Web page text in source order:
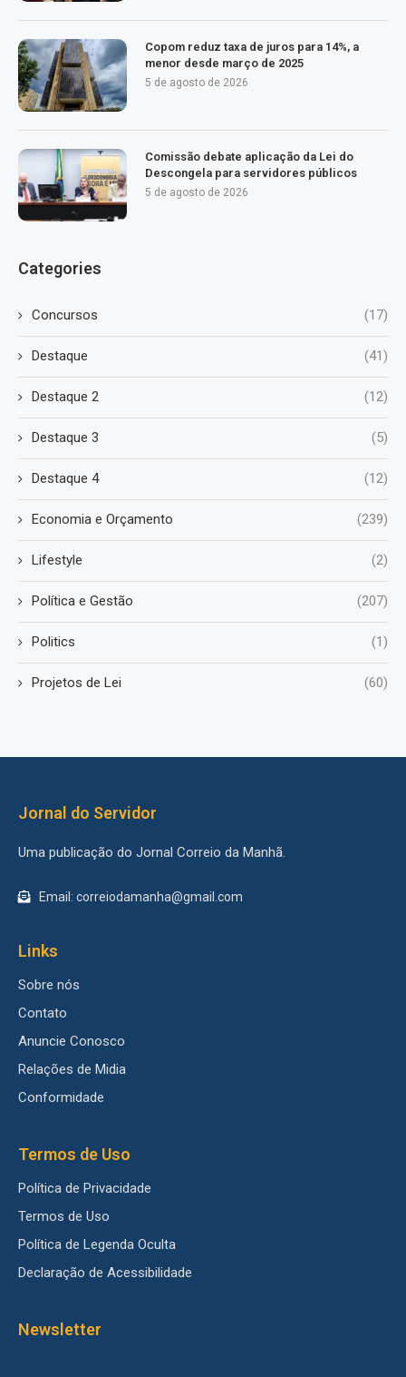
Copom reduz taxa de juros para 14%, a
menor desde março de 2025
5 de agosto de 2026
Comissão debate aplicação da Lei do
Descongela para servidores públicos
5 de agosto de 2026
Categories
Concursos (17)
Destaque (41)
Destaque 2 (12)
Destaque 3 (5)
Destaque 4 (12)
Economia e Orçamento (239)
Lifestyle (2)
Política e Gestão (207)
Politics (1)
Projetos de Lei (60)
Jornal do Servidor
Uma publicação do Jornal Correio da Manhã.
Email: correiodamanha@gmail.com
Links
Sobre nós
Contato
Anuncie Conosco
Relações de Midia
Conformidade
Termos de Uso
Política de Privacidade
Termos de Uso
Política de Legenda Oculta
Declaração de Acessibilidade
Newsletter